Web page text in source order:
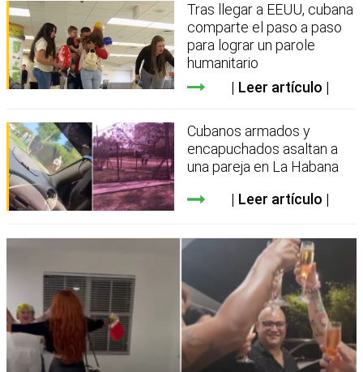
Tras llegar a EEUU, cubana
comparte el paso a paso
para lograr un parole
humanitario
Leer artículo
Cubanos armados y
encapuchados asaltan a
una pareja en La Habana
Leer artículo